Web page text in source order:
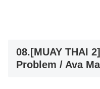
08.[MUAY THAI
Problem / Ava